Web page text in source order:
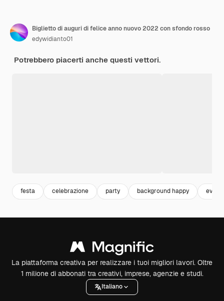
Biglietto di auguri di felice anno nuovo 2022 con sfondo rosso
edywidianto01
Potrebbero piacerti anche questi vettori.
festa celebrazione party background happy event
La piattaforma creativa per realizzare i tuoi migliori lavori. Oltre
1 milione di abbonati tra creativi, imprese, agenzie e studi.
Italiano